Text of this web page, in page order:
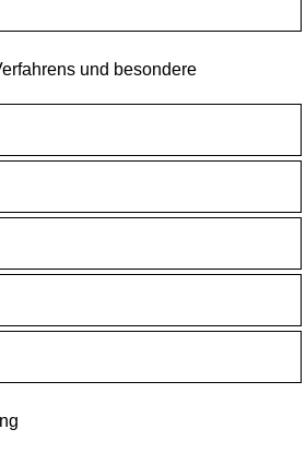
und besondere